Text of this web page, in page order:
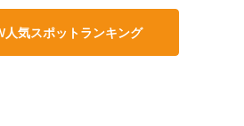
人気スポットランキング